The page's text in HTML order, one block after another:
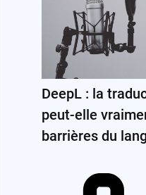
DeepL : la
peut-elle
barrières du